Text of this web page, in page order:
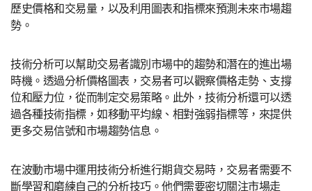
歷史價格和交易量，以及利用圖表和指標來預測未來市場趨
勢。
技術分析可以幫助交易者識別市場中的趨勢和潛在的進出場
時機。透過分析價格圖表，交易者可以觀察價格走勢、支撐
位和壓力位，從而制定交易策略。此外，技術分析還可以透
過各種技術指標，如移動平均線、相對強弱指標等，來提供
更多交易信號和市場趨勢信息。
在波動市場中運用技術分析進行期貨交易時，交易者需要不
斷學習和磨練自己的分析技巧。他們需要密切關注市場走